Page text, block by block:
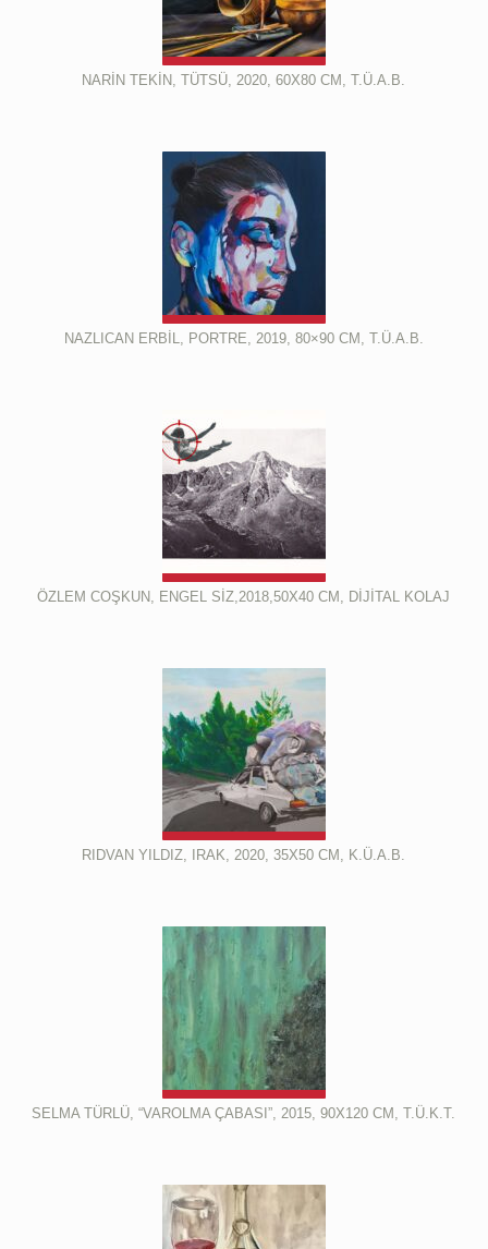
NARİN TEKİN, TÜTSÜ, 2020, 60X80 CM, T.Ü.A.B.
NAZLICAN ERBİL, PORTRE, 2019, 80×90 CM, T.Ü.A.B.
ÖZLEM COŞKUN, ENGEL SİZ,2018,50X40 CM, DİJİTAL KOLAJ
RIDVAN YILDIZ, IRAK, 2020, 35X50 CM, K.Ü.A.B.
SELMA TÜRLÜ, “VAROLMA ÇABASI”, 2015, 90X120 CM, T.Ü.K.T.